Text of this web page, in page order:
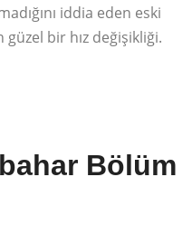
iddia eden eski
güzel bir hız değişikliği.
Bölüm